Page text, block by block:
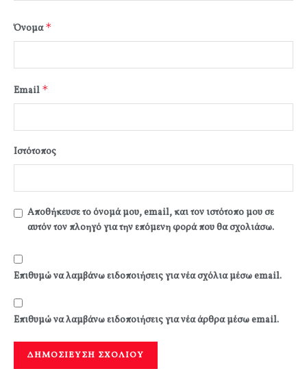
Όνομα*
Email *
Ιστότοπος
Αποθήκευσε το όνομά μου, email, και τον ιστότοπο μου σε
αυτόν τον πλοηγό για την επόμενη φορά που θα σχολιάσω.
Επιθυμώ να λαμβάνω ειδοποιήσεις για νέα σχόλια μέσω email.
Επιθυμώ να λαμβάνω ειδοποιήσεις για νέα άρθρα μέσω email.